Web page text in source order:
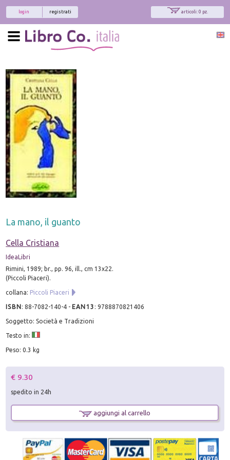
articoli: 0 pz.
registrati
login
La mano, il guanto
Cella Cristiana
IdeaLibri
Rimini, 1989; br., pp. 96, ill., cm 13x22.
(Piccoli Piaceri).
collana: Piccoli Piaceri
ISBN:88-7082-140-4 - EAN13 :9788870821406
Soggetto: Società e Tradizioni
Testo in:
Peso: 0.3 kg
€ 9.30
spedito in 24h
aggiungi al carrello